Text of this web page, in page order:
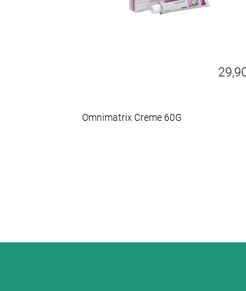
Omnimatrix Creme 60G